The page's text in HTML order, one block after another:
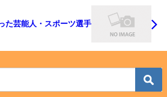
た芸能人・スポーツ選手